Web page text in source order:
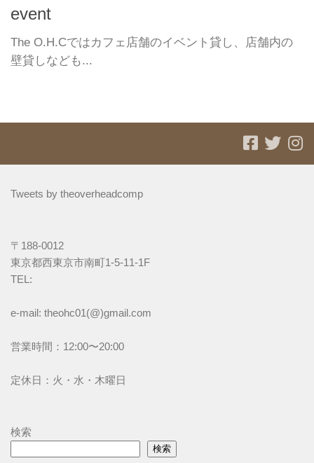
event
The O.H.Cではカフェ店舗のイベント貸し、店舗内の
壁貸しなども...
Tweets by theoverheadcomp
〒188-0012
東京都西東京市南町1-5-11-1F
TEL:
e-mail: theohc01(@)gmail.com
営業時間：12:00〜20:00
定休日：火・水・木曜日
検索
検索